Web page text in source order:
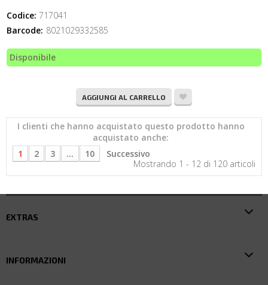
Codice: 717041
Barcode: 8021029332585
Disponibile
AGGIUNGI AL CARRELLO
I clienti che hanno acquistato questo prodotto hanno
acquistato anche:
1
2 3 ... 10
Successivo
Mostrando 1 - 12 di 120 articoli
EXTRAS
INFORMAZIONI